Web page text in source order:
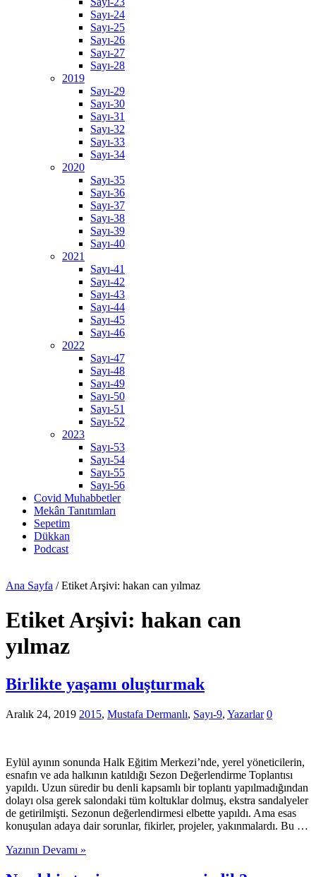
Sayı-24
Sayı-25
Sayı-26
Sayı-27
Sayı-28
2019
Sayı-29
Sayı-30
Sayı-31
Sayı-32
Sayı-33
Sayı-34
2020
Sayı-35
Sayı-36
Sayı-37
Sayı-38
Sayı-39
Sayı-40
2021
Sayı-41
Sayı-42
Sayı-43
Sayı-44
Sayı-45
Sayı-46
2022
Sayı-47
Sayı-48
Sayı-49
Sayı-50
Sayı-51
Sayı-52
2023
Sayı-53
Sayı-54
Sayı-55
Sayı-56
Covid Muhabbetler
Mekân Tanıtımları
Sepetim
Dükkan
Podcast
Ana Sayfa / Etiket Arşivi: hakan can yılmaz
Etiket Arşivi: hakan can
yılmaz
Birlikte yaşamı oluşturmak
Aralık 24, 2019 2015, Mustafa Dermanlı, Sayı-9, Yazarlar 0
Eylül ayının sonunda Halk Eğitim Merkezi’nde, yerel yöneticilerin,
esnafın ve ada halkının katıldığı Sezon Değerlendirme Toplantısı
yapıldı. Uzun süredir bu denli kapsamlı bir toplantı yapılmadığından
dolayı olsa gerek salondaki tüm koltuklar dolmuş, ekstra sandalyeler
de getirilmişti. Sezonun değerlendirmesi elbette yapıldı. Ama esas
konuşulan adaya dair sorunlar, fikirler, projeler, yakınmalardı. Bu …
Yazının Devamı »